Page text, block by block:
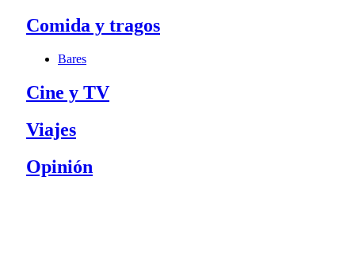
Comida y tragos
Bares
Cine y TV
Viajes
Opinión